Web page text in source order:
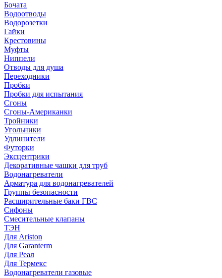
Бочата
Водоотводы
Водорозетки
Гайки
Крестовины
Муфты
Ниппели
Отводы для душа
Переходники
Пробки
Пробки для испытания
Сгоны
Сгоны-Американки
Тройники
Угольники
Удлинители
Футорки
Эксцентрики
Декоративные чашки для труб
Водонагреватели
Арматура для водонагревателей
Группы безопасности
Расширительные баки ГВС
Сифоны
Смесительные клапаны
ТЭН
Для Ariston
Для Garanterm
Для Реал
Для Термекс
Водонагреватели газовые